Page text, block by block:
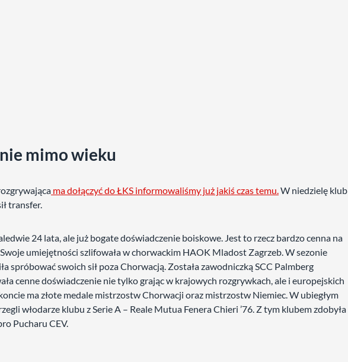
mimo wieku
ma dołączyć do ŁKS informowaliśmy już jakiś czas temu.W niedzielę klub
transfer.
24 lata, ale już bogate doświadczenie boiskowe. Jest to rzecz bardzo cenna na
umiejętności szlifowała w chorwackim HAOK Mladost Zagrzeb. W sezonie
spróbować swoich sił poza Chorwacją. Została zawodniczką SCC Palmberg
cenne doświadczenie nie tylko grając w krajowych rozgrywkach, ale i europejskich
ma złote medale mistrzostw Chorwacji oraz mistrzostw Niemiec. W ubiegłym
włodarze klubu z Serie A – Reale Mutua Fenera Chieri ’76. Z tym klubem zdobyła
Pucharu CEV.